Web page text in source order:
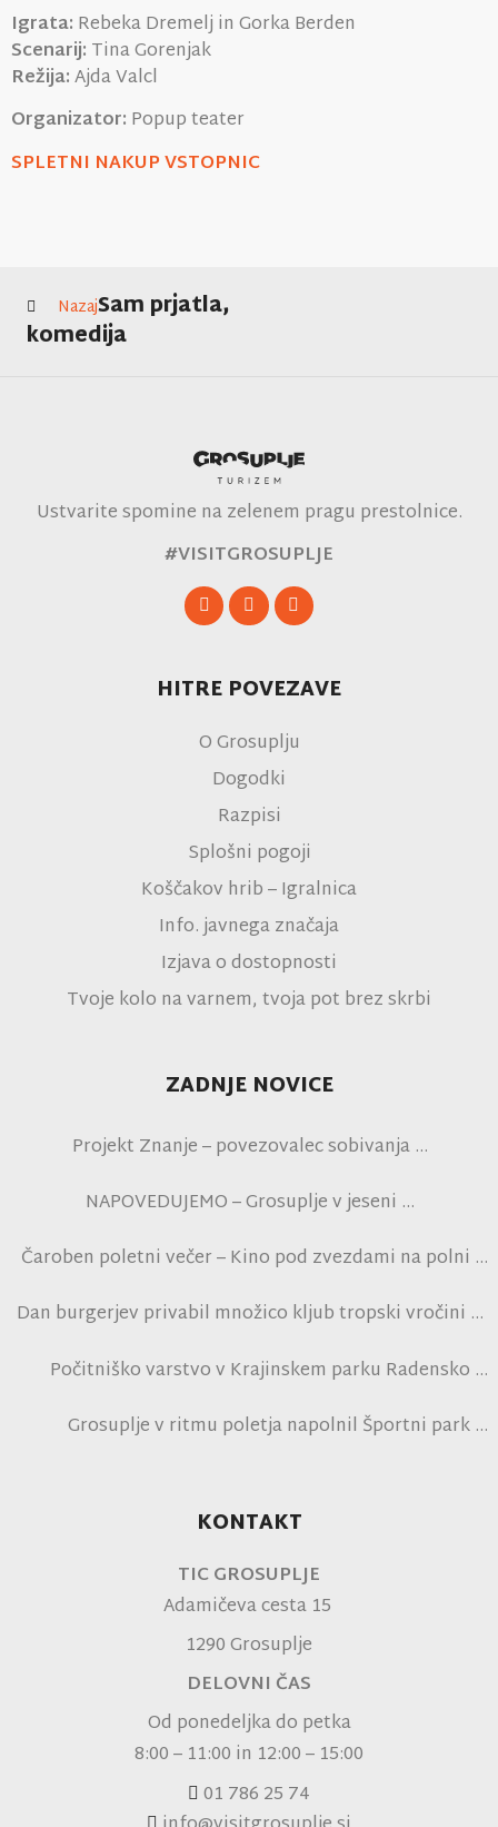
Igrata: Rebeka Dremelj in Gorka Berden
Scenarij: Tina Gorenjak
Režija:Ajda Valcl
Organizator: Popup teater
SPLETNI NAKUP VSTOPNIC
NazajSam prjatla,
komedija
Ustvarite spomine na zelenem pragu prestolnice.
#VISITGROSUPLJE
HITRE POVEZAVE
O Grosuplju
Dogodki
Razpisi
Splošni pogoji
Koščakov hrib – Igralnica
Info. javnega značaja
Izjava o dostopnosti
Tvoje kolo na varnem, tvoja pot brez skrbi
ZADNJE NOVICE
Projekt Znanje – povezovalec sobivanja
NAPOVEDUJEMO – Grosuplje v jeseni
Čaroben poletni večer – Kino pod zvezdami na polni
Dan burgerjev privabil množico kljub tropski vročini
Počitniško varstvo v Krajinskem parku Radensko
Grosuplje v ritmu poletja napolnil Športni park
KONTAKT
TIC GROSUPLJE
Adamičeva cesta 15
1290 Grosuplje
DELOVNI ČAS
Od ponedeljka do petka
8:00 – 11:00 in 12:00 – 15:00
01 786 25 74